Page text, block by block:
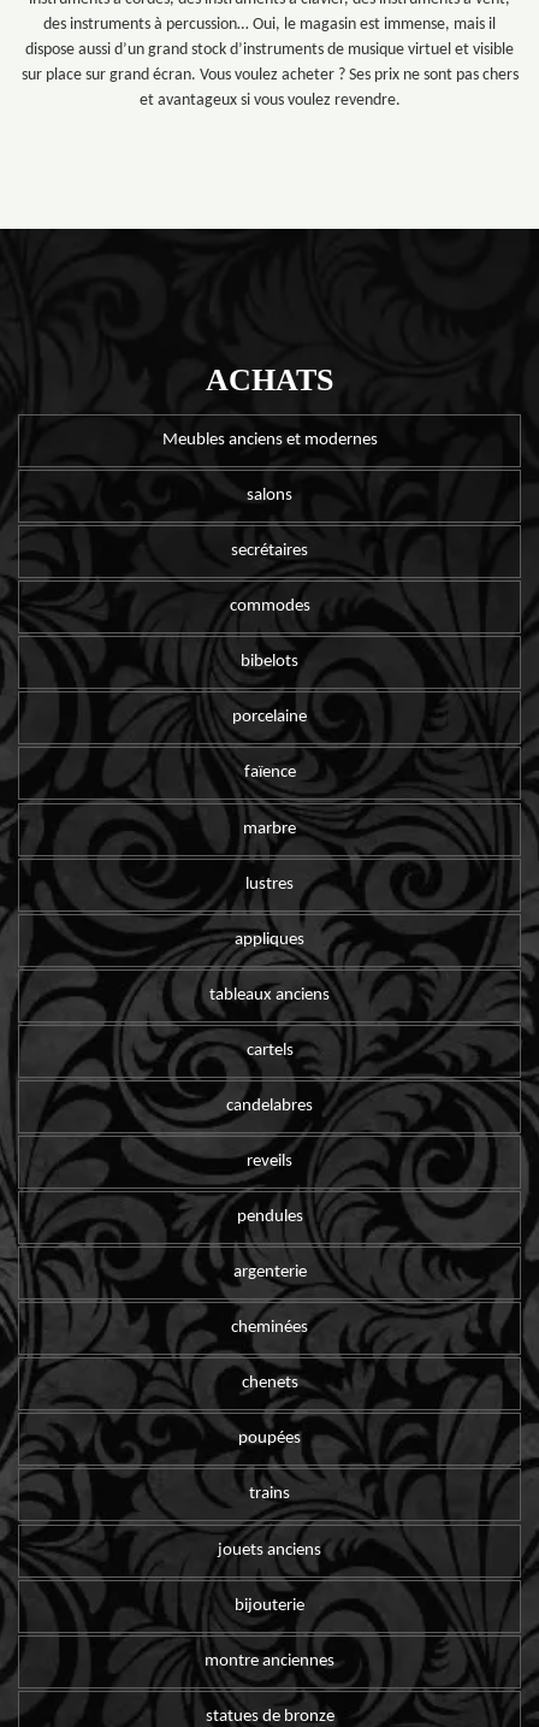
des instruments à percussion… Oui, le magasin est immense, mais il
dispose aussi d’un grand stock d’instruments de musique virtuel et visible
sur place sur grand écran. Vous voulez acheter ? Ses prix ne sont pas chers
et avantageux si vous voulez revendre.
ACHATS
Meubles anciens et modernes
salons
secrétaires
commodes
bibelots
porcelaine
faïence
marbre
lustres
appliques
tableaux anciens
cartels
candelabres
reveils
pendules
argenterie
cheminées
chenets
poupées
trains
jouets anciens
bijouterie
montre anciennes
statues de bronze